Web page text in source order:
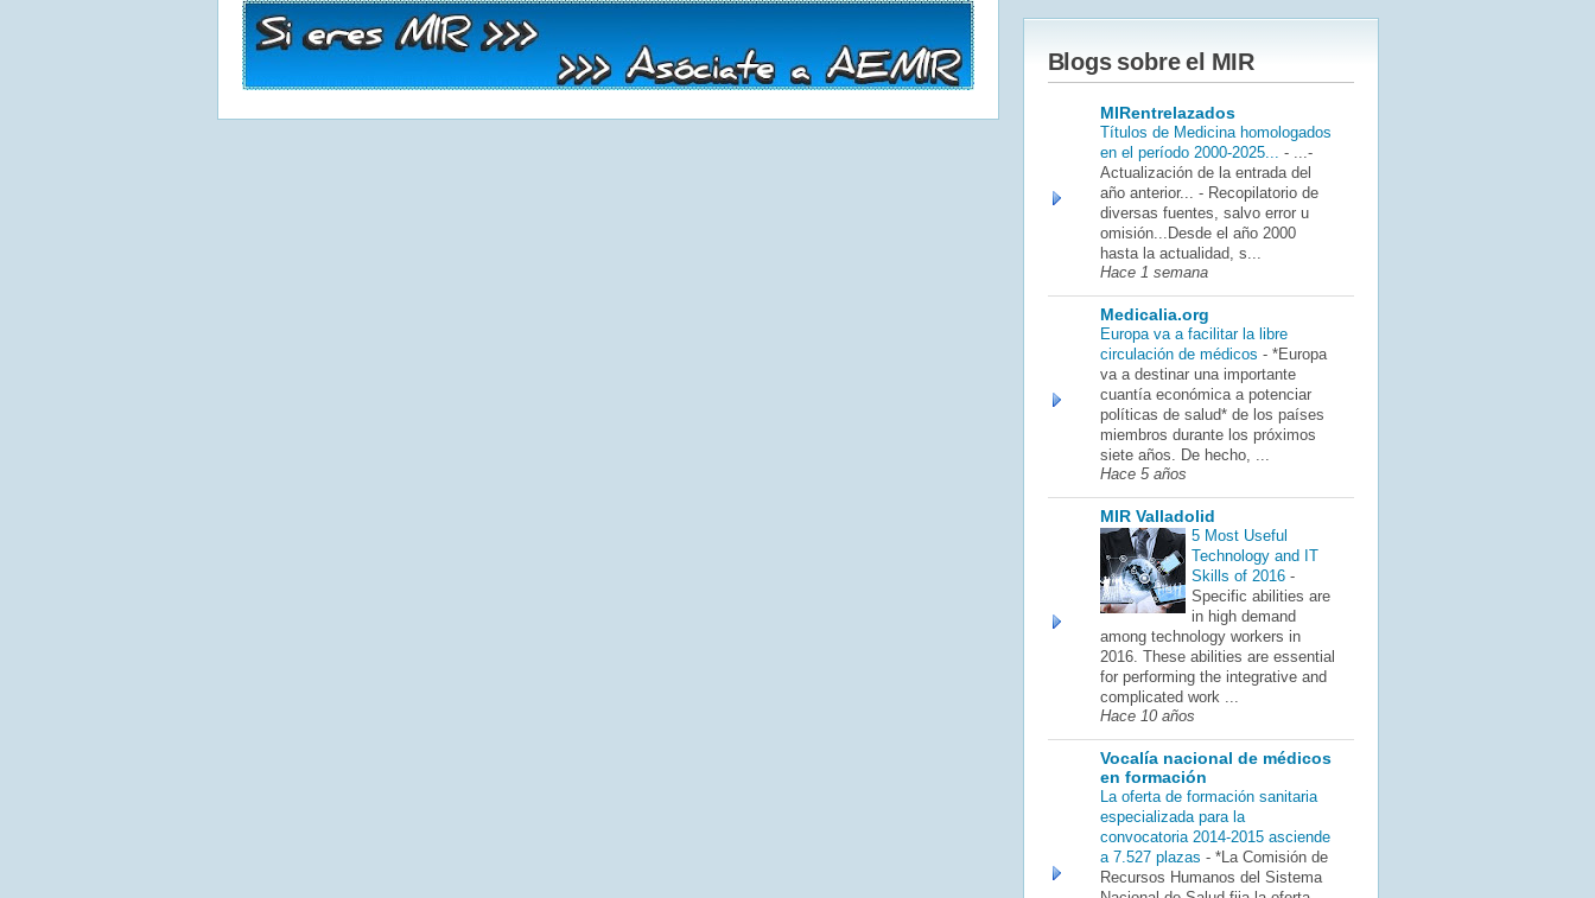
Blogs sobre el MIR
MIRentrelazados
Títulos de Medicina homologados
en el período 2000-2025... - ...-
Actualización de la entrada del
año anterior... - Recopilatorio de
diversas fuentes, salvo error u
omisión...Desde el año 2000
hasta la actualidad, s...
Hace 1 semana
Medicalia.org
Europa va a facilitar la libre
circulación de médicos - *Europa
va a destinar una importante
cuantía económica a potenciar
políticas de salud* de los países
miembros durante los próximos
siete años. De hecho, ...
Hace 5 años
MIR Valladolid
5 Most Useful
Technology and IT
Skills of 2016 -
Specific abilities are
in high demand
among technology workers in
2016. These abilities are essential
for performing the integrative and
complicated work ...
Hace 10 años
Vocalía nacional de médicos
en formación
La oferta de formación sanitaria
especializada para la
convocatoria 2014-2015 asciende
a 7.527 plazas - *La Comisión de
Recursos Humanos del Sistema